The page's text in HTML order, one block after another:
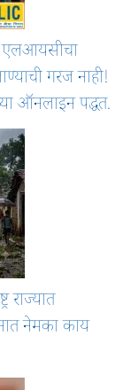
गरज नाही!
ऑनलाइन पद्धत.
नेमका काय